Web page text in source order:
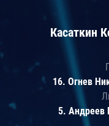
Касаткин
16. Огнев
5. Андреев